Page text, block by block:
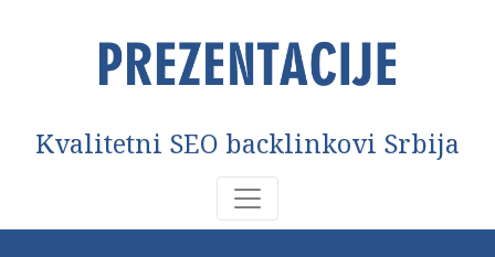
Kvalitetni SEO backlinkovi Srbija